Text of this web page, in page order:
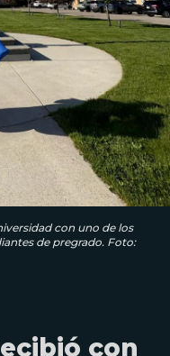
con uno de los
de pregrado. Foto:
con